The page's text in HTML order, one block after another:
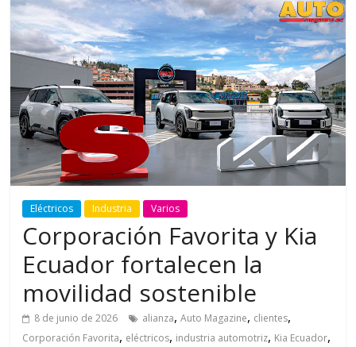
Eléctricos Industria Varios
Corporación Favorita y Kia
Ecuador fortalecen la
movilidad sostenible
8 de junio de 2026 alianza,Auto Magazine, clientes,
Corporación Favorita, eléctricos, industria automotriz, Kia Ecuador,